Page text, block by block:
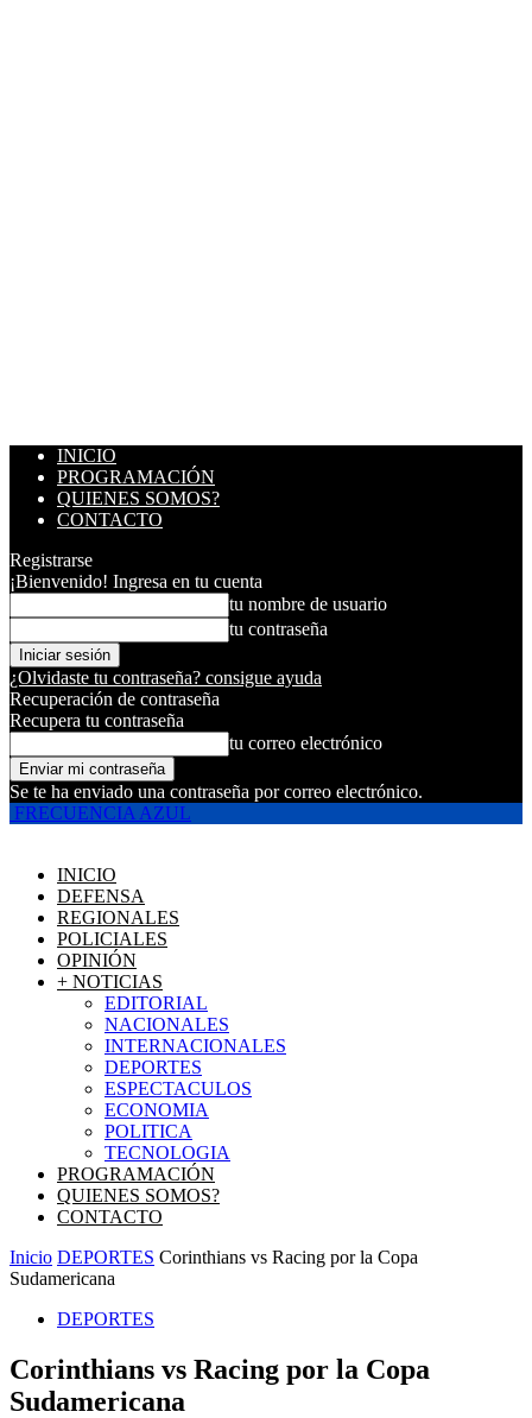
INICIO
PROGRAMACIÓN
QUIENES SOMOS?
CONTACTO
Registrarse
¡Bienvenido! Ingresa en tu cuenta
tu nombre de usuario
tu contraseña
¿Olvidaste tu contraseña? consigue ayuda
Recuperación de contraseña
Recupera tu contraseña
tu correo electrónico
Se te ha enviado una contraseña por correo electrónico.
FRECUENCIA AZUL
INICIO
DEFENSA
REGIONALES
POLICIALES
OPINIÓN
+ NOTICIAS
EDITORIAL
NACIONALES
INTERNACIONALES
DEPORTES
ESPECTACULOS
ECONOMIA
POLITICA
TECNOLOGIA
PROGRAMACIÓN
QUIENES SOMOS?
CONTACTO
Inicio DEPORTES Corinthians vs Racing por la Copa
Sudamericana
DEPORTES
Corinthians vs Racing por la Copa
Sudamericana